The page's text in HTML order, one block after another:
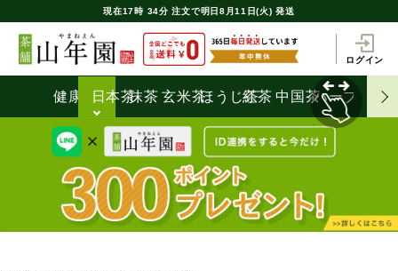
現在17時 34分 注文で明日8月11日(火) 発送
ログイン
健康茶日本茶抹茶 玄米茶ほうじ茶
紅茶 中国茶ハーブティ